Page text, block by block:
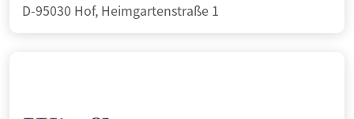
D-95030 Hof, Heimgartenstraße 1